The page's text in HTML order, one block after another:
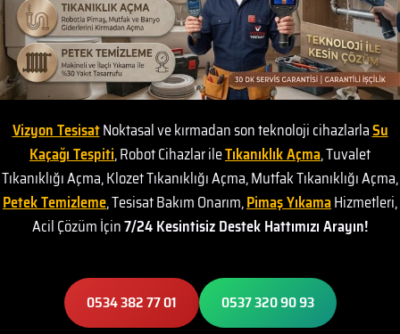
Vizyon TesisatNoktasal ve kırmadan son teknoloji cihazlarlaSu
Kaçağı Tespiti, Robot Cihazlar ileTıkanıklık Açma, Tuvalet
Tıkanıklığı Açma, Klozet Tıkanıklığı Açma, Mutfak Tıkanıklığı Açma,
Petek Temizleme, Tesisat Bakım Onarım,Pimaş YıkamaHizmetleri,
Acil Çözüm İçin7/24 Kesintisiz Destek Hattımızı Arayın!
0534 382 77 01 0537 320 90 93